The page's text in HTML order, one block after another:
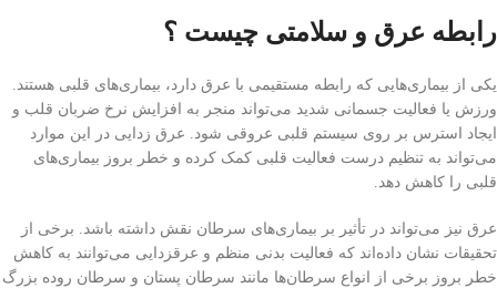
رابطه عرق و سلامتی چیست ؟
یکی از بیماری‌هایی که رابطه مستقیمی با عرق دارد، بیماری‌های قلبی هستند.
ورزش یا فعالیت جسمانی شدید می‌تواند منجر به افزایش نرخ ضربان قلب و
ایجاد استرس بر روی سیستم قلبی عروقی شود. عرق زدایی در این موارد
می‌تواند به تنظیم درست فعالیت قلبی کمک کرده و خطر بروز بیماری‌های
قلبی را کاهش دهد.
عرق نیز می‌تواند در تأثیر بر بیماری‌های سرطان نقش داشته باشد. برخی از
تحقیقات نشان داده‌اند که فعالیت بدنی منظم و عرقزدایی می‌توانند به کاهش
خطر بروز برخی از انواع سرطان‌ها مانند سرطان پستان و سرطان روده بزرگ